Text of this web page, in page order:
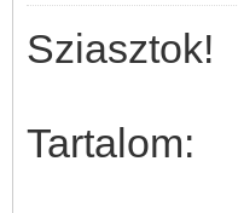
Sziasztok!
Tartalom: